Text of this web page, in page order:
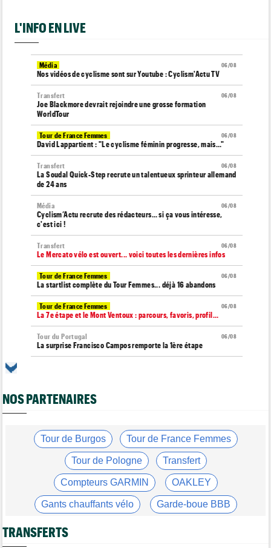
L'INFO EN LIVE
06/08
Média
Nos vidéos de cyclisme sont sur Youtube : Cyclism'Actu TV
06/08
Transfert
Joe Blackmore devrait rejoindre une grosse formation
WorldTour
06/08
Tour de France Femmes
David Lappartient : "Le cyclisme féminin progresse, mais…"
06/08
Transfert
La Soudal Quick-Step recrute un talentueux sprinteur allemand
de 24 ans
06/08
Média
Cyclism’Actu recrute des rédacteurs… si ça vous intéresse,
c'est ici !
06/08
Transfert
Le Mercato vélo est ouvert... voici toutes les dernières infos
06/08
Tour de France Femmes
La startlist complète du Tour Femmes... déjà 16 abandons
06/08
Tour de France Femmes
La 7e étape et le Mont Ventoux : parcours, favoris, profil…
06/08
Tour du Portugal
La surprise Francisco Campos remporte la 1ère étape
Tour de France Femmes
06/08
Tour de France Femmes
Kim Le Court Pienaar : "La course a été complètement folle"
Isaac Del Toro prolonge avec UAE Team Emirates-XRG jusqu'en
06/08
Tour de Burgos
Felix Gall : "J’espère conserver ce maillot de leader"
Agenda
NOS PARTENAIRES
Tour de Burgos Tour de France Femmes
Tour de Pologne Transfert
Compteurs GARMIN OAKLEY
Gants chauffants vélo Garde-boue BBB
Casque ABUS
TRANSFERTS